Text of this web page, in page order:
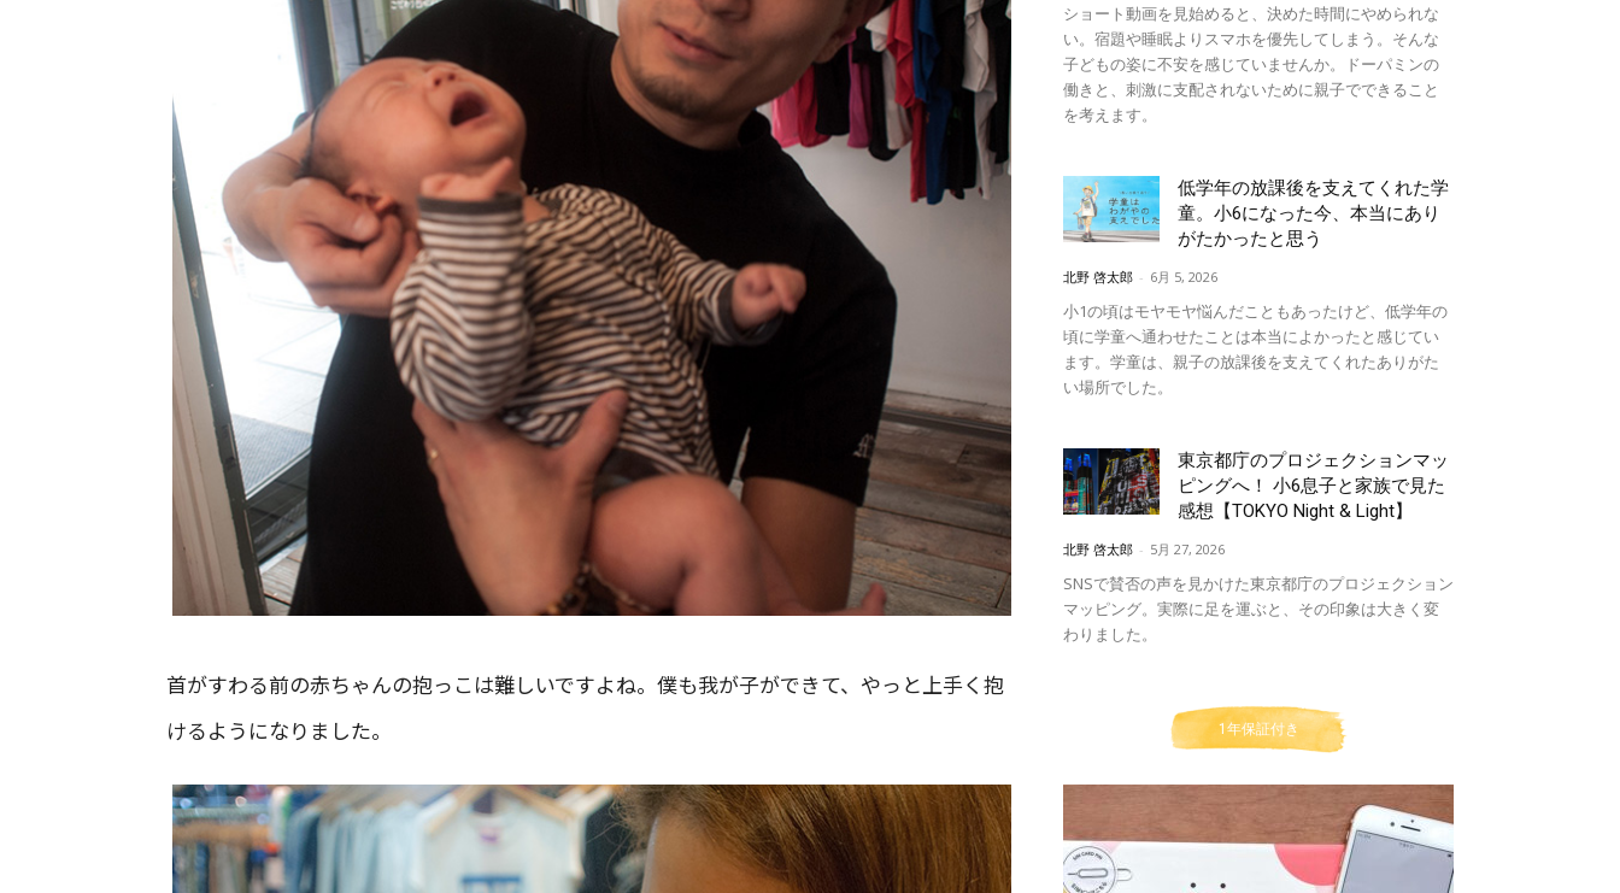
首がすわる前の赤ちゃんの抱っこは難しいですよね。僕も我が子ができて、やっと上手く抱
けるようになりました。
ショート動画を見始めると、決めた時間にやめられな
い。宿題や睡眠よりスマホを優先してしまう。そんな
子どもの姿に不安を感じていませんか。ドーパミンの
働きと、刺激に支配されないために親子でできること
を考えます。
低学年の放課後を支えてくれた学
童。小6になった今、本当にあり
がたかったと思う
北野 啓太郎 - 6月 5, 2026
小1の頃はモヤモヤ悩んだこともあったけど、低学年の
頃に学童へ通わせたことは本当によかったと感じてい
ます。学童は、親子の放課後を支えてくれたありがた
い場所でした。
東京都庁のプロジェクションマッ
ピングへ！ 小6息子と家族で見た
感想【TOKYO Night & Light】
北野 啓太郎 - 5月 27, 2026
SNSで賛否の声を見かけた東京都庁のプロジェクション
マッピング。実際に足を運ぶと、その印象は大きく変
わりました。
1年保証付き